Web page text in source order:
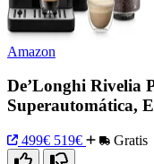
Amazon
De’Longhi Rivelia
Superautomática,
499€ 519€ Gratis